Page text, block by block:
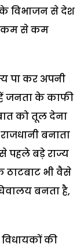
के विभाजन से देश
कम से कम
पा कर अपनी
जनता के काफी
को तूल देना
बनाता
पहले बड़े राज्य
ठाटबाट भी वैसे
बनता है,
की